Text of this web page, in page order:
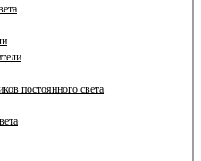
постоянного света